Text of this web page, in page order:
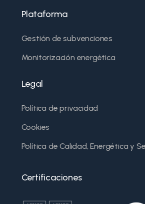
Plataforma
Gestión de subvenciones
Monitorización energética
Legal
Política de privacidad
Cookies
Política de Calidad, Energética y
Certificaciones